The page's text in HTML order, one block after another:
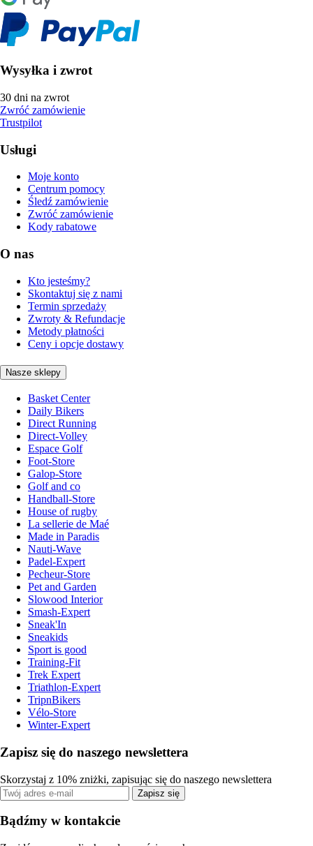
Wysyłka i zwrot
30 dni na zwrot
Zwróć zamówienie
Trustpilot
Usługi
Moje konto
Centrum pomocy
Śledź zamówienie
Zwróć zamówienie
Kody rabatowe
O nas
Kto jesteśmy?
Skontaktuj się z nami
Termin sprzedaży
Zwroty & Refundacje
Metody płatności
Ceny i opcje dostawy
Nasze sklepy
Basket Center
Daily Bikers
Direct Running
Direct-Volley
Espace Golf
Foot-Store
Galop-Store
Golf and co
Handball-Store
House of rugby
La sellerie de Maé
Made in Paradis
Nauti-Wave
Padel-Expert
Pecheur-Store
Pet and Garden
Slowood Interior
Smash-Expert
Sneak'In
Sneakids
Sport is good
Training-Fit
Trek Expert
Triathlon-Expert
TripnBikers
Vélo-Store
Winter-Expert
Zapisz się do naszego newslettera
Skorzystaj z 10% zniżki, zapisując się do naszego newslettera
Zapisz się
Bądźmy w kontakcie